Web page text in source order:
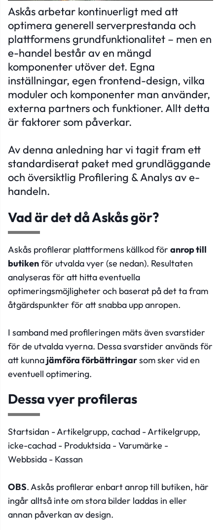
Askås arbetar kontinuerligt med att
optimera generell serverprestanda och
plattformens grundfunktionalitet – men en
e-handel består av en mängd
komponenter utöver det. Egna
inställningar, egen frontend-design, vilka
moduler och komponenter man använder,
externa partners och funktioner. Allt detta
är faktorer som påverkar.
Av denna anledning har vi tagit fram ett
standardiserat paket med grundläggande
och översiktlig Profilering & Analys av e-
handeln.
Vad är det då Askås gör?
Askås profilerar plattformens källkod för anrop till
butikenför utvalda vyer (se nedan). Resultaten
analyseras för att hitta eventuella
optimeringsmöjligheter och baserat på det ta fram
åtgärdspunkter för att snabba upp anropen.
I samband med profileringen mäts även svarstider
för de utvalda vyerna. Dessa svarstider används för
att kunna jämföra förbättringarsom sker vid en
eventuell optimering.
Dessa vyer profileras
Startsidan - Artikelgrupp, cachad - Artikelgrupp,
icke-cachad - Produktsida - Varumärke -
Webbsida - Kassan
OBS. Askås profilerar enbart anrop till butiken, här
ingår alltså inte om stora bilder laddas in eller
annan påverkan av design.